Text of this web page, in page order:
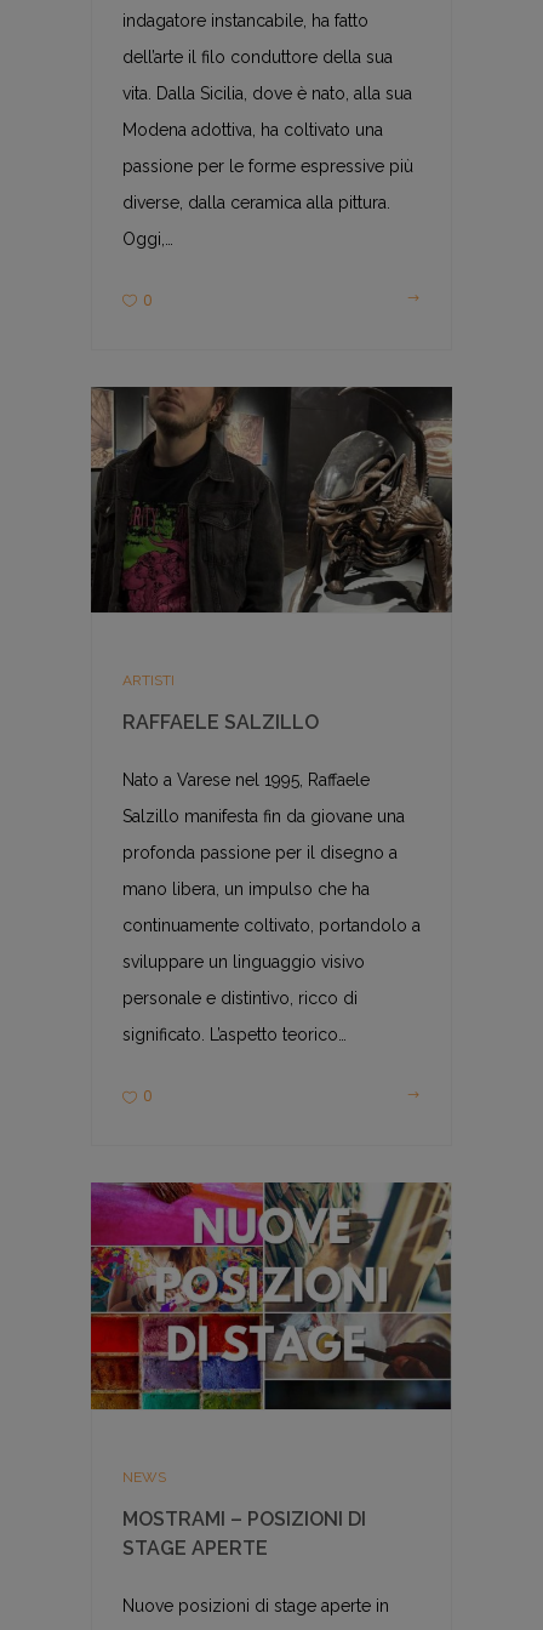
indagatore instancabile, ha fatto
dell’arte il filo conduttore della sua
vita. Dalla Sicilia, dove è nato, alla sua
Modena adottiva, ha coltivato una
passione per le forme espressive più
diverse, dalla ceramica alla pittura.
Oggi,…
0
ARTISTI
RAFFAELE SALZILLO
Nato a Varese nel 1995, Raffaele
Salzillo manifesta fin da giovane una
profonda passione per il disegno a
mano libera, un impulso che ha
continuamente coltivato, portandolo a
sviluppare un linguaggio visivo
personale e distintivo, ricco di
significato. L’aspetto teorico…
0
NEWS
MOSTRAMI – POSIZIONI DI
STAGE APERTE
Nuove posizioni di stage aperte in